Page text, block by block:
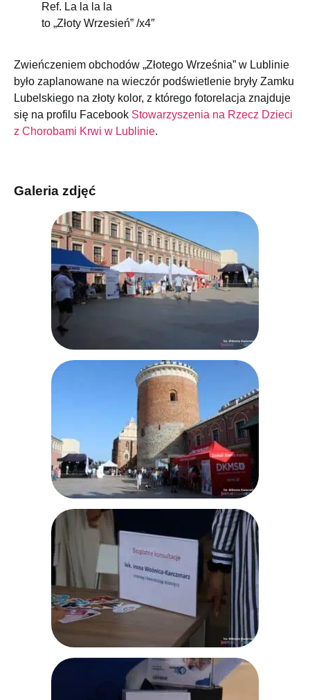
Ref. La la la la
to „Złoty Wrzesień” /x4″
Zwieńczeniem obchodów „Złotego Września” w Lublinie
było zaplanowane na wieczór podświetlenie bryły Zamku
Lubelskiego na złoty kolor, z którego fotorelacja znajduje
się na profilu Facebook Stowarzyszenia na Rzecz Dzieci
z Chorobami Krwi w Lublinie.
Galeria zdjęć